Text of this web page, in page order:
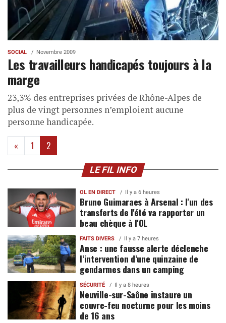
SOCIAL Novembre 2009
Les travailleurs handicapés toujours à la
marge
23,3% des entreprises privées de Rhône-Alpes de
plus de vingt personnes n’emploient aucune
personne handicapée.
« 1 2(current)
LE FIL INFO
OL EN DIRECT Il y a 6 heures
Bruno Guimaraes à Arsenal : l'un des
transferts de l'été va rapporter un
beau chèque à l'OL
FAITS DIVERS Il y a 7 heures
Anse : une fausse alerte déclenche
l’intervention d’une quinzaine de
gendarmes dans un camping
SÉCURITÉ Il y a 8 heures
Neuville-sur-Saône instaure un
couvre-feu nocturne pour les moins
de 16 ans